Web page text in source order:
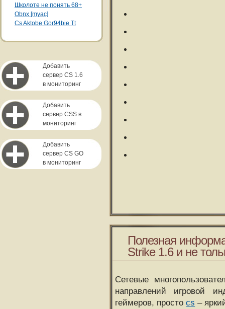
Школоте не понять 68+
Obnx [myac]
Cs Aktobe Gor94bie Tt
Добавить
сервер CS 1.6
в мониторинг
Добавить
сервер CSS в
мониторинг
Добавить
сервер CS GO
в мониторинг
Полезная
Strike 1.6 и не
Сетевые
направлений игровой
геймеров, простоcs –